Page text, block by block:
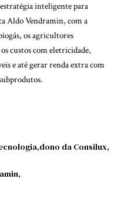
inteligente para
Aldo Vendramin, com a
os agricultores
custos com eletricidade,
e até gerar renda extra com
dono da Consilux